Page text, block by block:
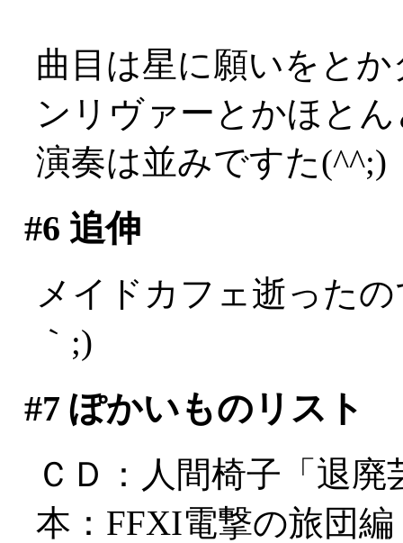
曲目は星に願いをと
ンリヴァーとかほと
演奏は並みですた(^^;)
#6 追伸
メイドカフェ逝った
｀;)
#7 ぽかいものリスト
ＣＤ：人間椅子「退廃
本：FFXI電撃の旅団編